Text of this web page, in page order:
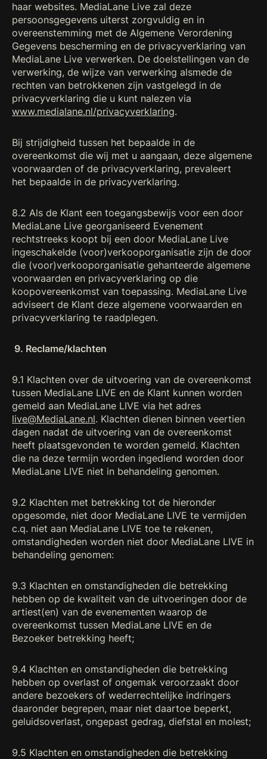
haar websites. MediaLane Live zal deze
persoonsgegevens uiterst zorgvuldig en in
overeenstemming met de Algemene Verordening
Gegevens bescherming en de privacyverklaring van
MediaLane Live verwerken. De doelstellingen van de
verwerking, de wijze van verwerking alsmede de
rechten van betrokkenen zijn vastgelegd in de
privacyverklaring die u kunt nalezen via
www.medialane.nl/privacyverklaring.
Bij strijdigheid tussen het bepaalde in de
overeenkomst die wij met u aangaan, deze algemene
voorwaarden of de privacyverklaring, prevaleert
het bepaalde in de privacyverklaring.
8.2 Als de Klant een toegangsbewijs voor een door
MediaLane Live georganiseerd Evenement
rechtstreeks koopt bij een door MediaLane Live
ingeschakelde (voor)verkooporganisatie zijn de door
die (voor)verkooporganisatie gehanteerde algemene
voorwaarden en privacyverklaring op die
koopovereenkomst van toepassing. MediaLane Live
adviseert de Klant deze algemene voorwaarden en
privacyverklaring te raadplegen.
9. Reclame/klachten
9.1 Klachten over de uitvoering van de overeenkomst
tussen MediaLane LIVE en de Klant kunnen worden
gemeld aan MediaLane LIVE via het adres
live@MediaLane.nl. Klachten dienen binnen veertien
dagen nadat de uitvoering van de overeenkomst
heeft plaatsgevonden te worden gemeld. Klachten
die na deze termijn worden ingediend worden door
MediaLane LIVE niet in behandeling genomen.
9.2 Klachten met betrekking tot de hieronder
opgesomde, niet door MediaLane LIVE te vermijden
c.q. niet aan MediaLane LIVE toe te rekenen,
omstandigheden worden niet door MediaLane LIVE in
behandeling genomen:
9.3 Klachten en omstandigheden die betrekking
hebben op de kwaliteit van de uitvoeringen door de
artiest(en) van de evenementen waarop de
overeenkomst tussen MediaLane LIVE en de
Bezoeker betrekking heeft;
9.4 Klachten en omstandigheden die betrekking
hebben op overlast of ongemak veroorzaakt door
andere bezoekers of wederrechtelijke indringers
daaronder begrepen, maar niet daartoe beperkt,
geluidsoverlast, ongepast gedrag, diefstal en molest;
9.5 Klachten en omstandigheden die betrekking